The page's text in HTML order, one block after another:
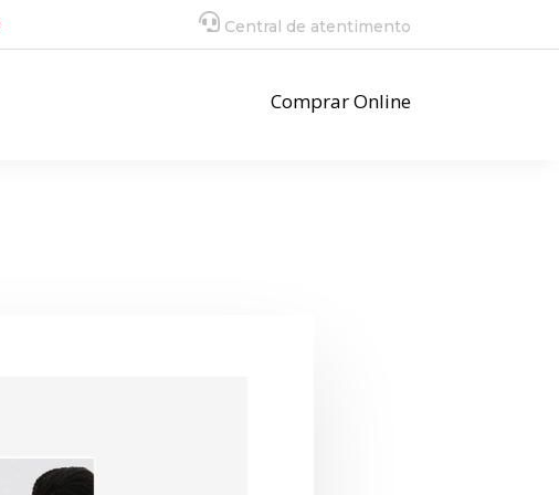
Central de atentimento
Comprar Online